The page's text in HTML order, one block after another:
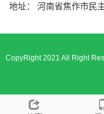
地址： 河南省焦作市民
CopyRight 2021 All Right